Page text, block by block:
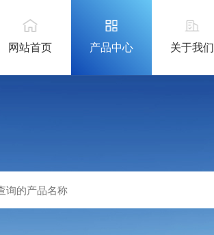
网站首页 产品中心 关于我们